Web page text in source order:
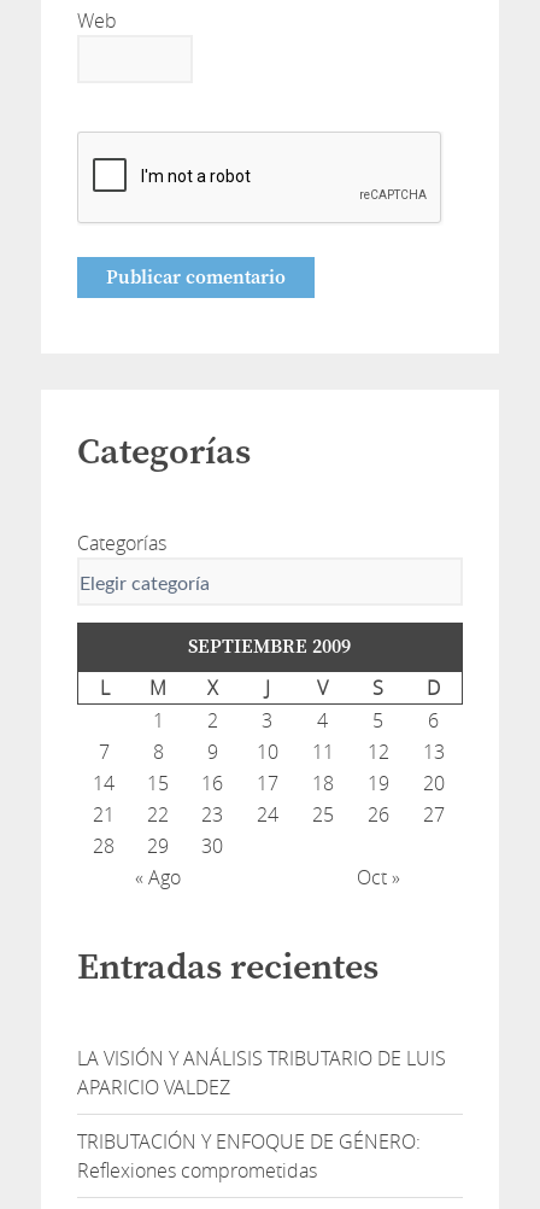
Web
Categorías
Categorías
SEPTIEMBRE 2009
L M X J V S D
« Ago Oct »
1 2 3 4 5
6
7
8 9 10 11 12
13
14
15 16 17 18 19
20
21
22 23 24 25 26
27
28
29 30
Entradas recientes
LA VISIÓN Y ANÁLISIS TRIBUTARIO DE LUIS
APARICIO VALDEZ
TRIBUTACIÓN Y ENFOQUE DE GÉNERO:
Reflexiones comprometidas